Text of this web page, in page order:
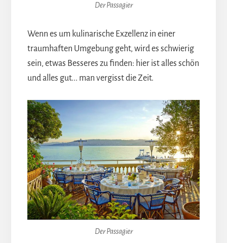
Der Passagier
Wenn es um kulinarische Exzellenz in einer
traumhaften Umgebung geht, wird es schwierig
sein, etwas Besseres zu finden: hier ist alles schön
und alles gut... man vergisst die Zeit.
Der Passagier